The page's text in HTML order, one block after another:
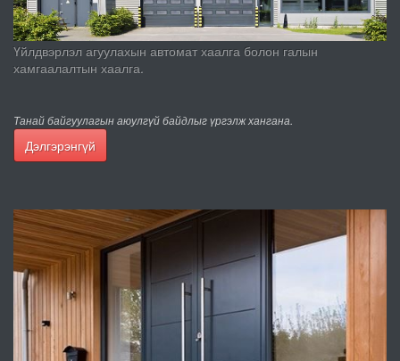
Үйлдвэрлэл агуулахын автомат хаалга болон галын
хамгаалалтын хаалга.
Танай байгуулагын аюулгүй байдлыг үргэлж хангана.
Дэлгэрэнгүй